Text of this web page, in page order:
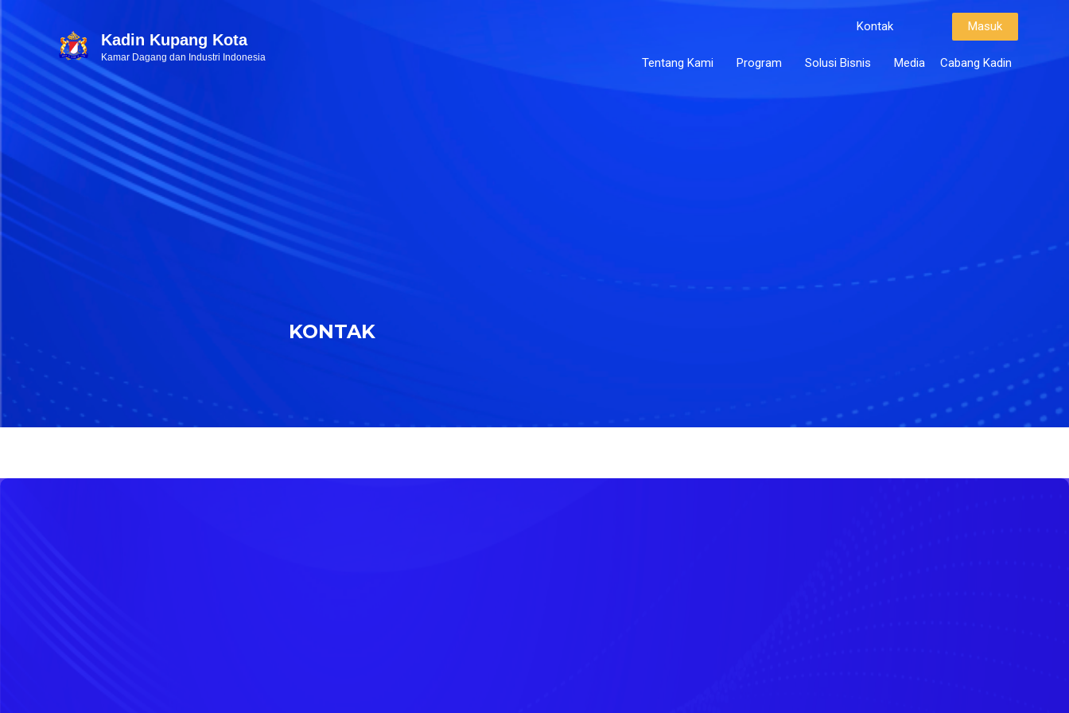
Kadin Kupang Kota
Kamar Dagang dan Industri Indonesia
Kontak Masuk
Tentang Kami Program Solusi Bisnis Media Cabang Kadin
KONTAK